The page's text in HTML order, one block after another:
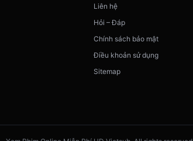
Liên hệ
Hỏi – Đáp
Chính sách bảo mật
Điều khoản sử dụng
Sitemap